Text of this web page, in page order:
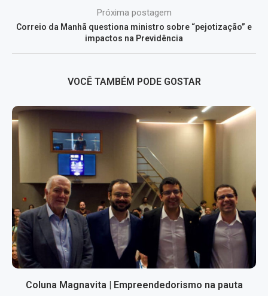
Próxima postagem
Correio da Manhã questiona ministro sobre “pejotização” e
impactos na Previdência
VOCÊ TAMBÉM PODE GOSTAR
Coluna Magnavita | Empreendedorismo na pauta